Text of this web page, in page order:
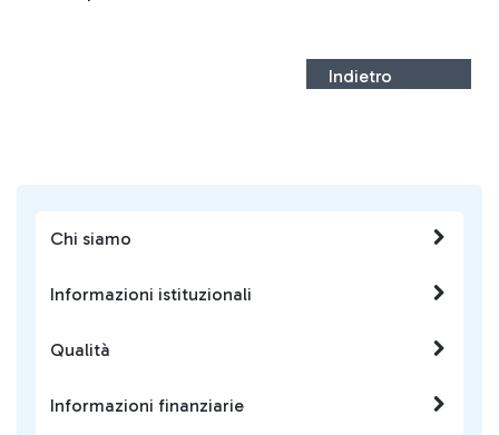
Chi siamo
Informazioni istituzionali
Qualità
Informazioni finanziarie
Indietro